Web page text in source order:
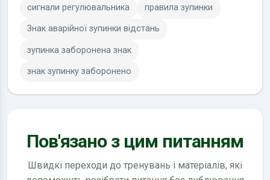
сигнали регулювальника правила зупинки
Знак аварійної зупинки відстань
зупинка заборонена знак
знак зупинку заборонено
Пов'язано з цим питанням
Швидкі переходи до тренувань і матеріалів, які